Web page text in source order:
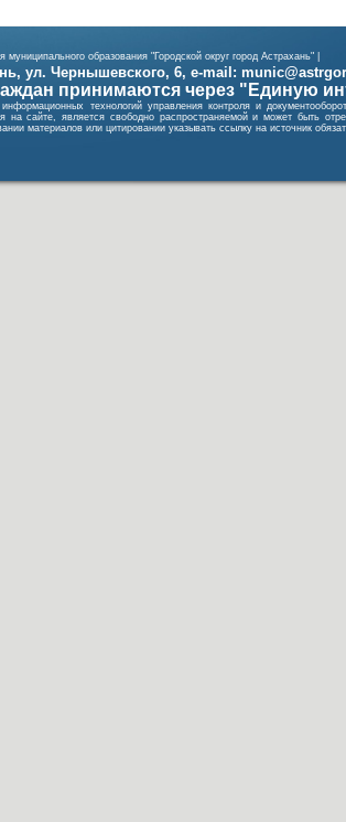
образования "Городской округ город Астрахань" |
ул. Чернышевского, 6, e-mail:
принимаются через "Единую
информационных технологий управления контроля и
на сайте, является свободно распространяемой и может быть
материалов или цитировании указывать ссылку на источник